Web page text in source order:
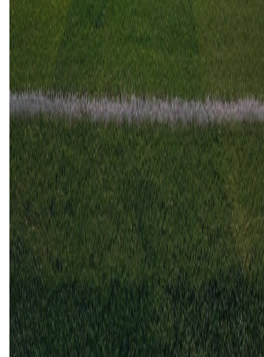
AVS Futebol SAD
Tondela
21 mrt 2026
Tondela
AVS Futebol SAD
0
2 nov2025
AVS Futebol SAD
Tondela
22
19 mei
2024
AVS Futebol SAD
Tondela
01
14 jan 2024
Tondela
AVS Futebol SAD
3 2
23 apr 2023
Tondela